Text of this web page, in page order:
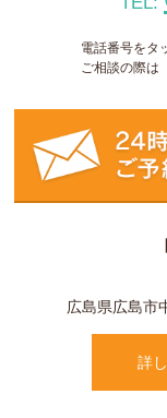
電話番号をタ
ご相談の際は
広島県広島市
詳